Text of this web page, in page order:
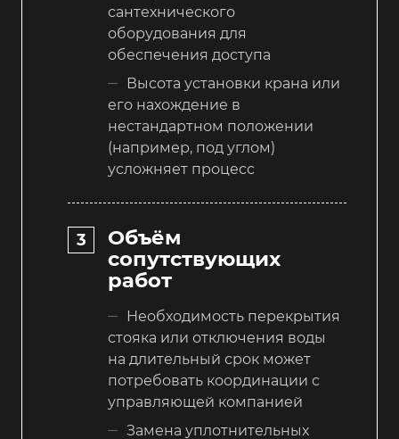
сантехнического
оборудования для
обеспечения доступа
Высота установки крана или
его нахождение в
нестандартном положении
(например, под углом)
усложняет процесс
Объём
сопутствующих
работ
Необходимость перекрытия
стояка или отключения воды
на длительный срок может
потребовать координации с
управляющей компанией
Замена уплотнительных